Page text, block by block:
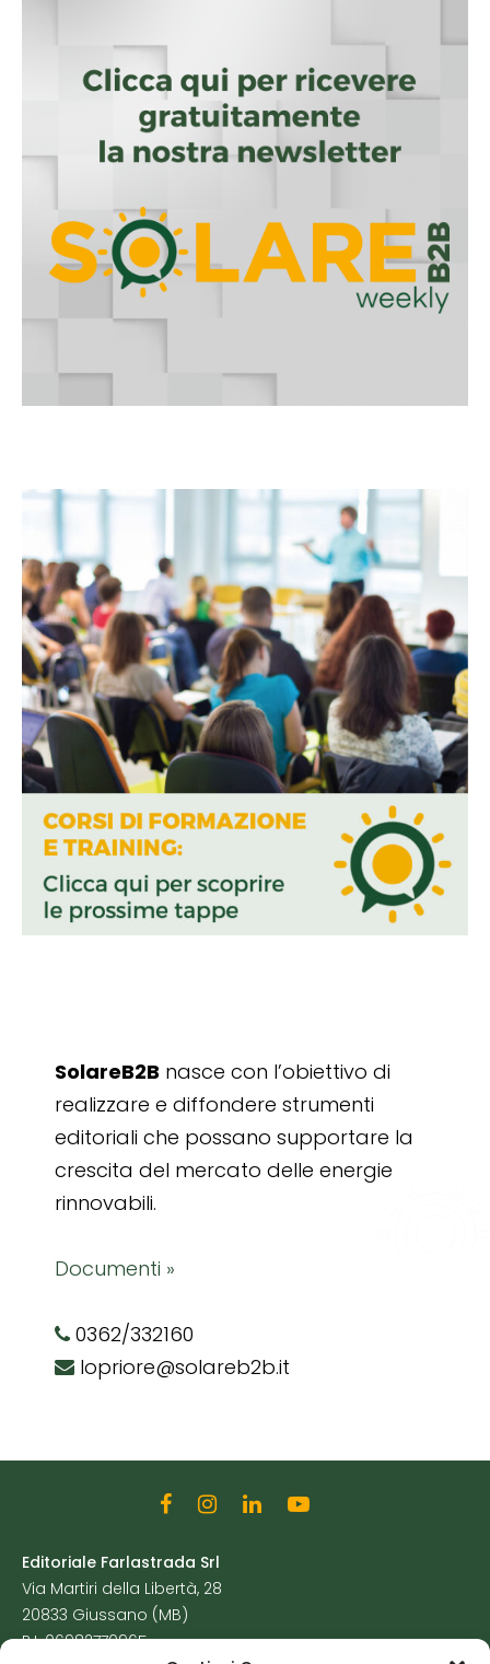
SolareB2B nasce con l’obiettivo di
realizzare e diffondere strumenti
editoriali che possano supportare la
crescita del mercato delle energie
rinnovabili.
Documenti »
0362/332160
lopriore@solareb2b.it
Editoriale Farlastrada Srl
Via Martiri della Libertà, 28
20833 Giussano (MB)
P.I. 06982770965